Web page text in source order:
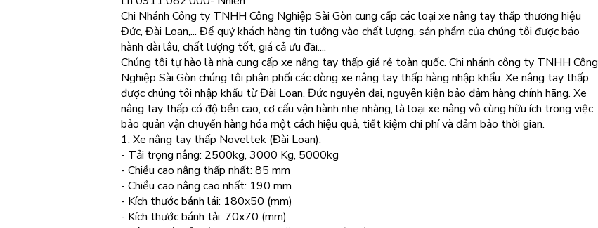
Chi Nhánh Công ty TNHH Công Nghiệp Sài Gòn cung cấp các loại xe nâng tay thấp thương hiệu
Đức, Đài Loan,... Để quý khách hàng tin tưởng vào chất lượng, sản phẩm của chúng tôi được bảo
hành dài lâu, chất lượng tốt, giá cả ưu đãi....
Chúng tôi tự hào là nhà cung cấp xe nâng tay thấp giá rẻ toàn quốc. Chi nhánh công ty TNHH Công
Nghiệp Sài Gòn chúng tôi phân phối các dòng xe nâng tay thấp hàng nhập khẩu. Xe nâng tay thấp
được chúng tôi nhập khẩu từ Đài Loan, Đức nguyên đai, nguyên kiện bảo đảm hàng chính hãng. Xe
nâng tay thấp có độ bền cao, cơ cấu vận hành nhẹ nhàng, là loại xe nâng vô cùng hữu ích trong việc
bảo quản vận chuyển hàng hóa một cách hiệu quả, tiết kiệm chi phí và đảm bảo thời gian.
1. Xe nâng tay thấp Noveltek (Đài Loan):
- Tải trọng nâng: 2500kg, 3000 Kg, 5000kg
- Chiều cao nâng thấp nhất: 85 mm
- Chiều cao nâng cao nhất: 190 mm
- Kích thước bánh lái: 180x50 (mm)
- Kích thước bánh tải: 70x70 (mm)